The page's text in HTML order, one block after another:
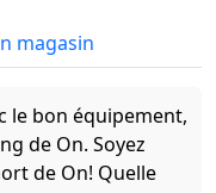
magasin
le bon équipement,
de On. Soyez
de On! Quelle